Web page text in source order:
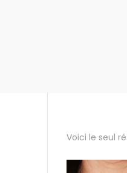
Voici le seul